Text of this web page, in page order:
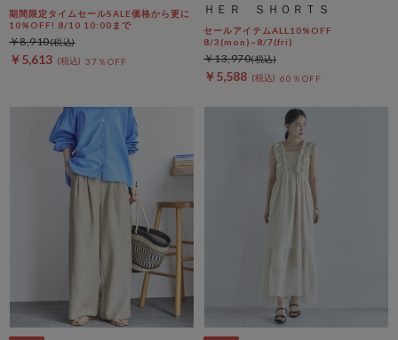
期間限定タイムセールSALE価格から更に
10%OFF! 8/10 10:00まで
￥5,613 37％OFF
￥8,910
ＨＥＲ ＳＨＯＲＴＳ
セールアイテムALL10%OFF
8/3(mon)~8/7(fri)
￥5,588 60％OFF
￥13,970